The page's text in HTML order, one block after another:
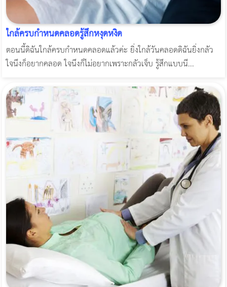
ใกล้ครบกำหนดคลอดรู้สึกหงุดหงิด
ตอนนี้ดิฉันใกล้ครบกำหนดคลอดแล้วค่ะ ยิ่งใกล้วันคลอดดิฉันยิ่งกลัว
ใจนึงก็อยากคลอด ใจนึงก็ไม่อยากเพราะกลัวเจ็บ รู้สึกแบบนี...